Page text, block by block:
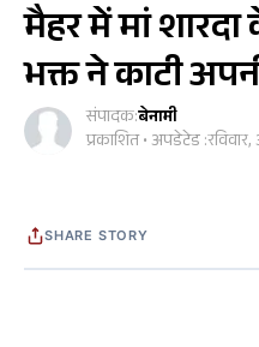
मैहर में मां
भक्त ने काटी
संपादक:बेनामी
प्रकाशित • अपडेटेड :
SHARE STORY